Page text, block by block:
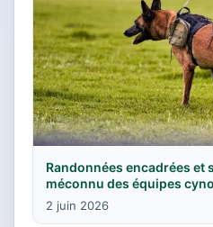
Randonnées encadrées et
méconnu des équipes
2 juin 2026